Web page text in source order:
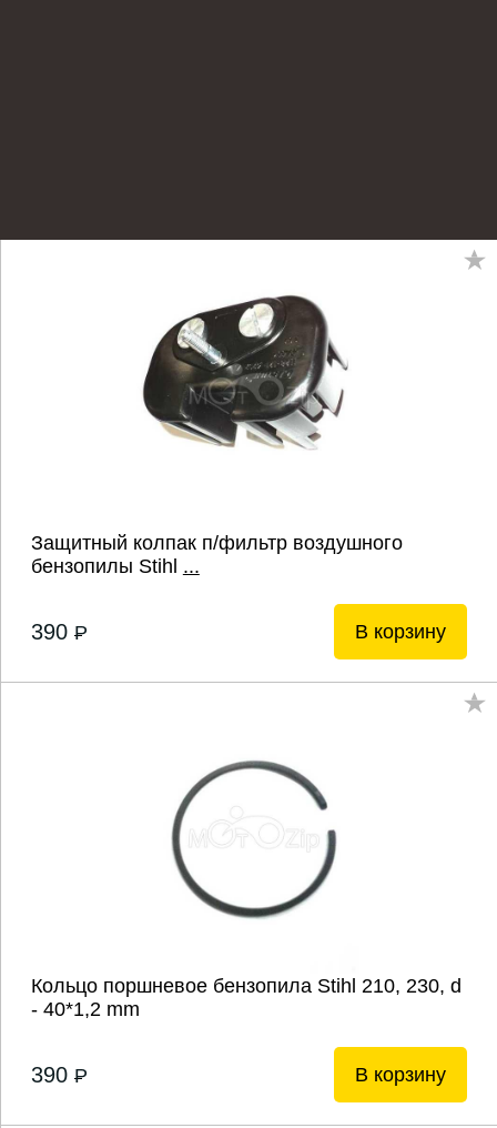
Защитный колпак п/фильтр воздушного
бензопилы Stihl ...
390 P В корзину
Кольцо поршневое бензопила Stihl 210, 230, d
- 40*1,2 mm
390 P В корзину